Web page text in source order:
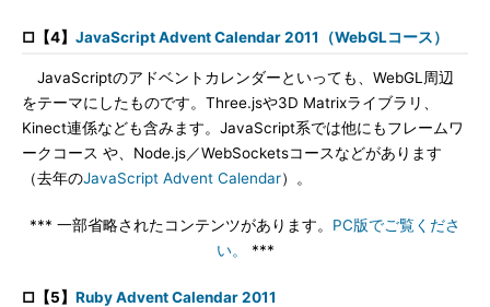
□【4】 JavaScript Advent Calendar 2011（WebGLコース）
JavaScriptのアドベントカレンダーといっても、WebGL周辺
をテーマにしたものです。Three.jsや3D Matrixライブラリ、
Kinect連係なども含みます。JavaScript系では他にもフレームワ
ークコース や、Node.js／WebSocketsコースなどがあります
（去年のJavaScript Advent Calendar）。
*** 一部省略されたコンテンツがあります。 PC版でご覧くださ
い。
***
□【5】 Ruby Advent Calendar 2011